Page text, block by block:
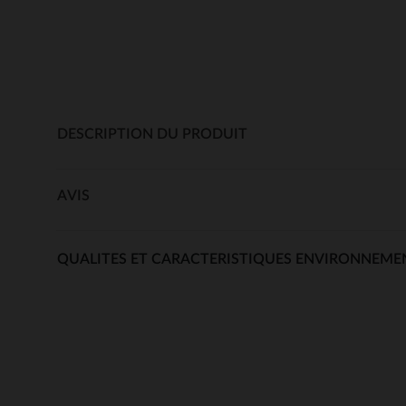
DESCRIPTION DU PRODUIT
AVIS
QUALITES ET CARACTERISTIQUES